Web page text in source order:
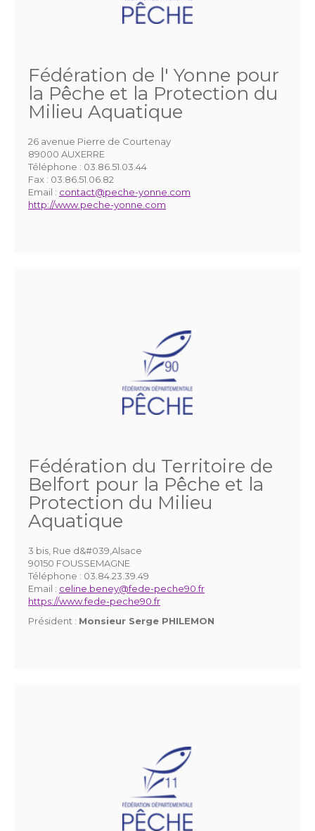
Fédération de l' Yonne pour
la Pêche et la Protection du
Milieu Aquatique
26 avenue Pierre de Courtenay
89000 AUXERRE
Téléphone : 03.86.51.03.44
Fax : 03.86.51.06.82
Email : contact@peche-yonne.com
http://www.peche-yonne.com
Fédération du Territoire de
Belfort pour la Pêche et la
Protection du Milieu
Aquatique
3 bis, Rue d&#039,Alsace
90150 FOUSSEMAGNE
Téléphone : 03.84.23.39.49
Email : celine.beney@fede-peche90.fr
https://www.fede-peche90.fr
Président : Monsieur Serge PHILEMON